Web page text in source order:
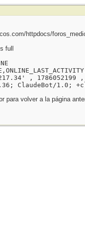
httpdocs/
full
,
ClaudeBot/1.0;
para volver a la página